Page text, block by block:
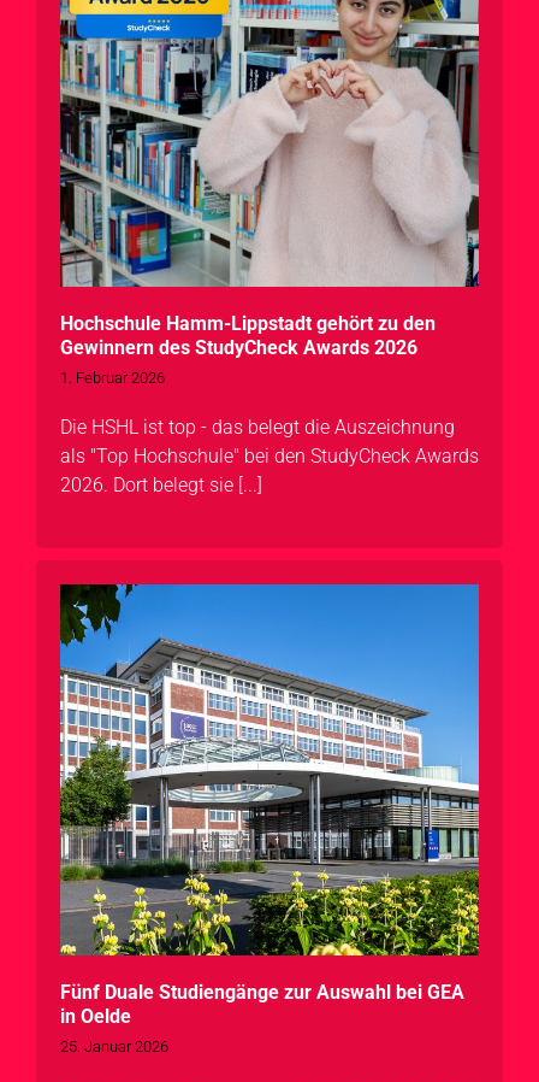
Hochschule Hamm-Lippstadt gehört zu den
Gewinnern des StudyCheck Awards 2026
1. Februar 2026
Die HSHL ist top - das belegt die Auszeichnung
als "Top Hochschule" bei den StudyCheck Awards
2026. Dort belegt sie [...]
Fünf Duale Studiengänge zur Auswahl bei GEA
in Oelde
25. Januar 2026